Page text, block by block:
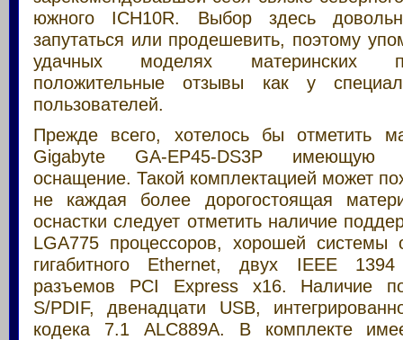
южного ICH10R. Выбор здесь
запутаться или продешевить, поэтому
удачных моделях материнских
положительные отзывы как у
пользователей.
Прежде всего, хотелось бы отметить
Gigabyte GA-EP45-DS3P имеющую
оснащение. Такой комплектацией может
не каждая более дорогостоящая
оснастки следует отметить наличие
LGA775 процессоров, хорошей системы
гигабитного Ethernet, двух IEEE
разъемов PCI Express x16. Наличие
S/PDIF, двенадцати USB,
кодека 7.1 ALC889A. В комплекте